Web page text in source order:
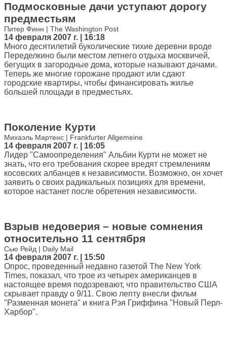
Подмосковные дачи уступают дорогу
предместьям
Питер Финн | The Washington Post
14 февраля 2007 г. | 16:18
Много десятилетий буколические тихие деревни вроде
Переделкино были местом летнего отдыха москвичей,
бегущих в загородные дома, которые называют дачами.
Теперь же многие горожане продают или сдают
городские квартиры, чтобы финансировать жилье
большей площади в предместьях.
Поколение Курти
Михаэль Мартенс | Frankfurter Allgemeine
14 февраля 2007 г. | 16:05
Лидер "Самоопределения" Альбин Курти не может не
знать, что его требования скорее вредят стремлениям
косовских албанцев к независимости. Возможно, он хочет
заявить о своих радикальных позициях для времени,
которое настанет после обретения независимости.
Взрыв недоверия – новые сомнения
относительно 11 сентября
Сью Рейд | Daily Mail
14 февраля 2007 г. | 15:50
Опрос, проведенный недавно газетой The New York
Times, показал, что трое из четырех американцев в
настоящее время подозревают, что правительство США
скрывает правду о 9/11. Свою лепту внесли фильм
"Разменная монета" и книга Рэя Гриффина "Новый Перл-
Харбор".